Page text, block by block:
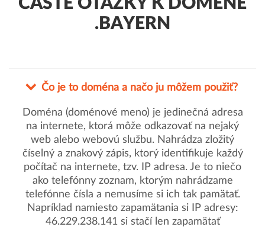
ČASTÉ OTÁZKY K DOMÉNE
.BAYERN
Čo je to doména a načo ju môžem použiť?
Doména (doménové meno) je jedinečná adresa
na internete, ktorá môže odkazovať na nejaký
web alebo webovú službu. Nahrádza zložitý
číselný a znakový zápis, ktorý identifikuje každý
počítač na internete, tzv. IP adresa. Je to niečo
ako telefónny zoznam, ktorým nahrádzame
telefónne čísla a nemusíme si ich tak pamätať.
Napríklad namiesto zapamätania si IP adresy:
46.229.238.141 si stačí len zapamätať